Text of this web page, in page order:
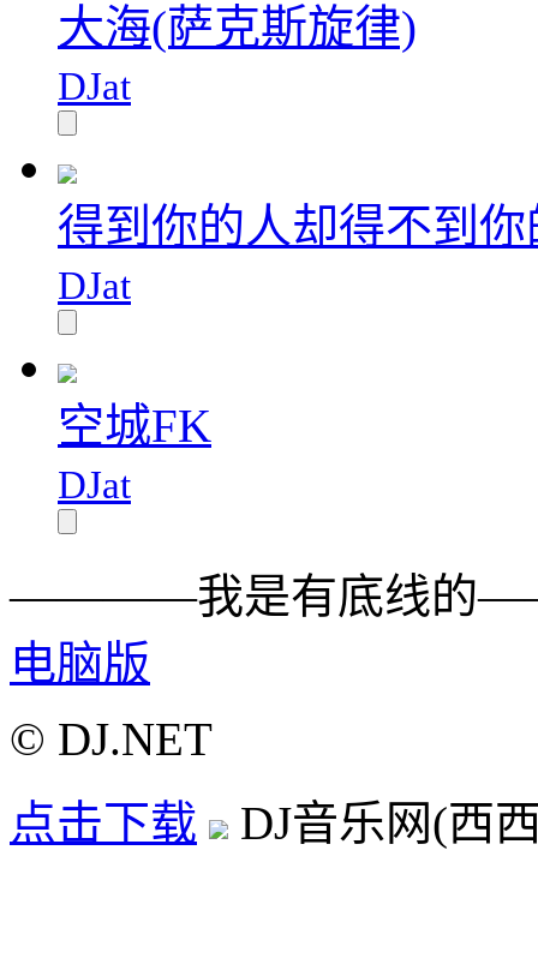
大海(萨克斯旋律)
DJat
得到你的人却得不到你
DJat
空城FK
DJat
————我是有底线
电脑版
© DJ.NET
点击下载
DJ音乐网(西